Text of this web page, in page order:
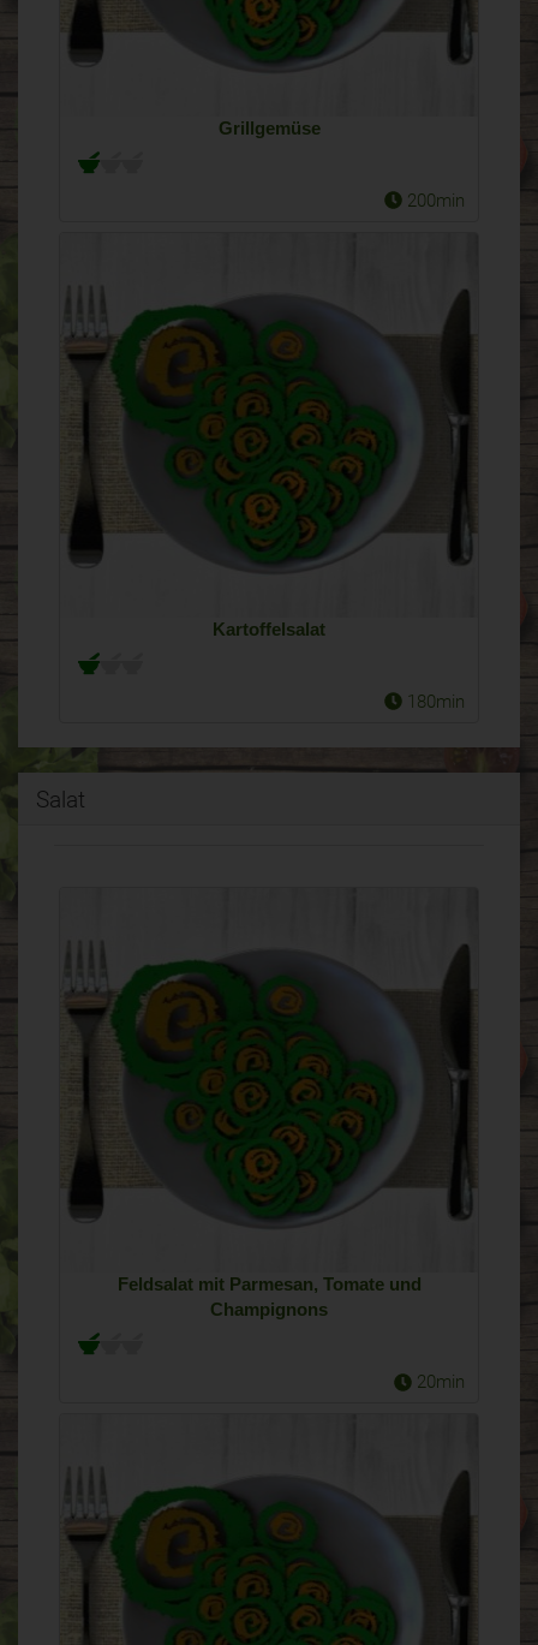
Grillgemüse
200min
Kartoffelsalat
180min
Salat
Feldsalat mit Parmesan, Tomate und
Champignons
20min